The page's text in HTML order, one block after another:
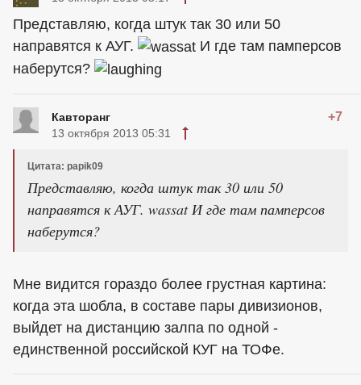
Представляю, когда штук так 30 или 50
направятся к АУГ.
И где там памперсов
наберутся?
Кавторанг +7
13 октября 2013 05:31
Цитата: papik09
Представляю, когда штук так 30 или 50
направятся к АУГ. wassat И где там памперсов
наберутся?
Мне видится гораздо более грустная картина:
когда эта шобла, в составе пары дивизионов,
выйдет на дистанцию залпа по одной -
единственной российской КУГ на ТОФе.